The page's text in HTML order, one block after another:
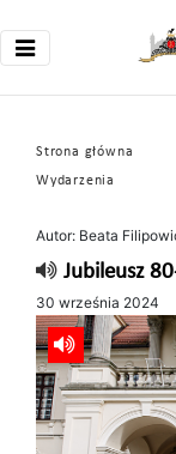
Strona główna
Wydarzenia
Autor: Beata
Jubileusz
30 września 2024